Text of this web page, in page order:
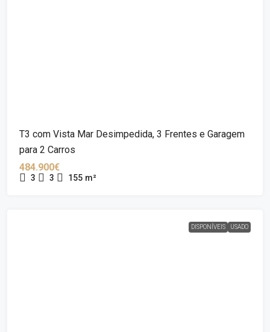
T3 com Vista Mar Desimpedida, 3 Frentes e Garagem
para 2 Carros
484.900€
3 3 155 m²
DISPONÍVEIS USADO